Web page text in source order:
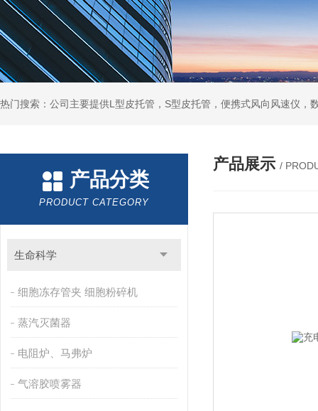
产品分类
PRODUCT CATEGORY
生命科学
细胞冻存管夹 细胞粉碎机
蒸汽灭菌器
电阻炉、马弗炉
气溶胶喷雾器
产品展示 /